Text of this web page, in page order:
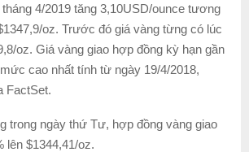
4/2019 tăng 3,10USD/ounce tương
oz. Trước đó giá vàng từng có lúc
oz. Giá vàng giao hợp đồng kỳ hạn gần
cao nhất tính từ ngày 19/4/2018,
FactSet.
trong ngày thứ Tư, hợp đồng vàng giao
lên $1344,41/oz.